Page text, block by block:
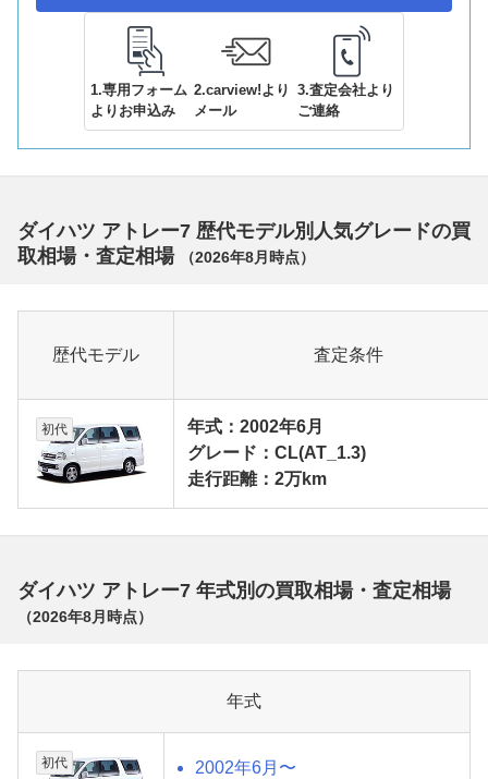
1.専用フォーム
よりお申込み
2.carview!より
メール
3.査定会社より
ご連絡
ダイハツ アトレー7 歴代モデル別人気グレードの買
取相場・査定相場
（2026年8月 時点）
歴代モデル 査定条件
初代
年式：2002年6月
グレード：CL(AT_1.3)
走行距離：2万km
ダイハツ アトレー7 年式別の買取相場・査定相場
（2026年8月 時点）
年式
初代 2002年6月〜